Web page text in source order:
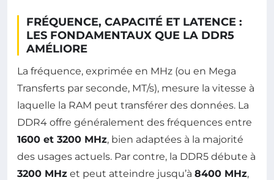
FRÉQUENCE, CAPACITÉ ET LATENCE :
LES FONDAMENTAUX QUE LA DDR5
AMÉLIORE
La fréquence, exprimée en MHz (ou en Mega
Transferts par seconde, MT/s), mesure la vitesse à
laquelle la RAM peut transférer des données. La
DDR4 offre généralement des fréquences entre
1600 et 3200 MHz, bien adaptées à la majorité
des usages actuels. Par contre, la DDR5 débute à
3200 MHz et peut atteindre jusqu’à 8400 MHz,